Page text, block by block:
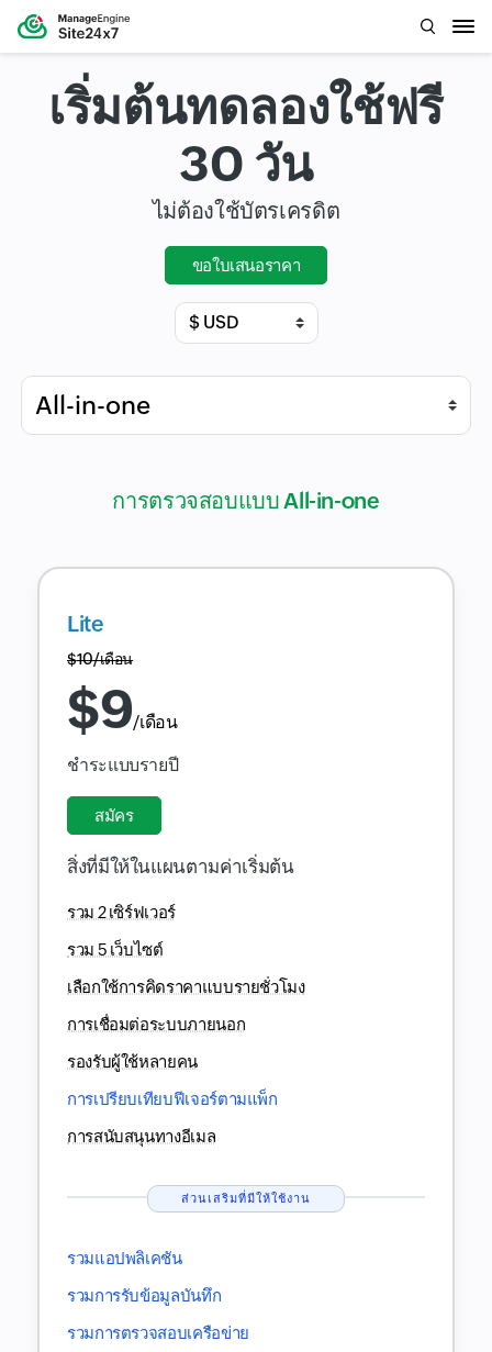
เริ่มต้นทดลองใช้ฟรี
30 วัน
ไม่ต้องใช้บัตรเครดิต
ขอใบเสนอราคา
Input field
การตรวจสอบแบบ All-in-one
Lite
$10/เดือน
$9/เดือน
ชำระแบบรายปี
สมัคร
สิ่งที่มีให้ในแผนตามค่าเริ่มต้น
รวม 2 เซิร์ฟเวอร์
รวม 5 เว็บไซต์
เลือกใช้การคิดราคาแบบรายชั่วโมง
การเชื่อมต่อระบบภายนอก
รองรับผู้ใช้หลายคน
การเปรียบเทียบฟีเจอร์ตามแพ็ก
การสนับสนุนทางอีเมล
ส่วนเสริมที่มีให้ใช้งาน
รวมแอปพลิเคชัน
รวมการรับข้อมูลบันทึก
รวมการตรวจสอบเครือข่าย